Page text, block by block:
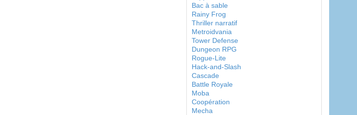
Bac à sable
Rainy Frog
Thriller narratif
Metroidvania
Tower Defense
Dungeon RPG
Rogue-Lite
Hack-and-Slash
Cascade
Battle Royale
Moba
Coopération
Mecha